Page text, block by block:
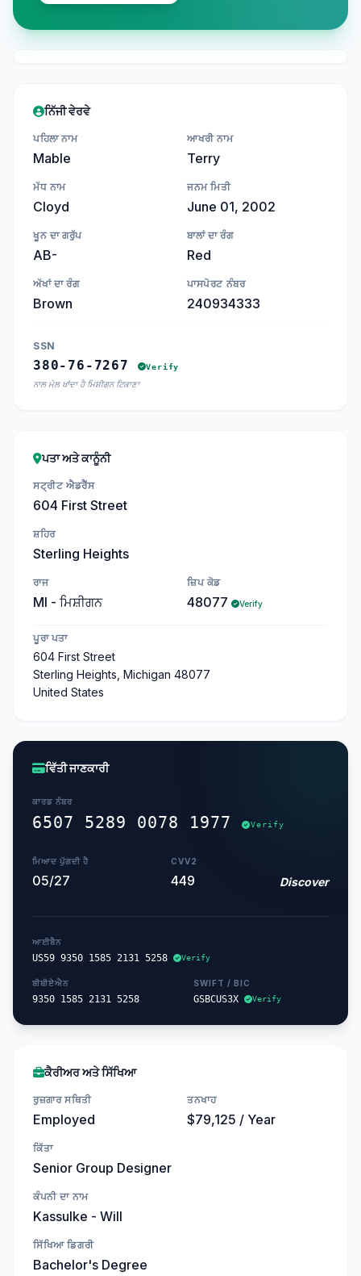
ਨਿੱਜੀ ਵੇਰਵੇ
ਪਹਿਲਾ ਨਾਮ
Mable
ਆਖਰੀ ਨਾਮ
Terry
ਮੱਧ ਨਾਮ
Cloyd
ਜਨਮ ਮਿਤੀ
June 01, 2002
ਖੂਨ ਦਾ ਗਰੁੱਪ
AB-
ਬਾਲਾਂ ਦਾ ਰੰਗ
Red
ਅੱਖਾਂ ਦਾ ਰੰਗ
Brown
ਪਾਸਪੋਰਟ ਨੰਬਰ
240934333
SSN
380-76-7267 Verify
ਨਾਲ ਮੇਲ ਖਾਂਦਾ ਹੈ ਮਿਸ਼ੀਗਨ ਟਿਕਾਣਾ
ਪਤਾ ਅਤੇ ਕਾਨੂੰਨੀ
ਸਟ੍ਰੀਟ ਐਡਰੈੱਸ
604 First Street
ਸ਼ਹਿਰ
Sterling Heights
ਰਾਜ
MI - ਮਿਸ਼ੀਗਨ
ਜ਼ਿਪ ਕੋਡ
48077 Verify
ਪੂਰਾ ਪਤਾ
604 First Street
Sterling Heights, Michigan 48077
United States
ਵਿੱਤੀ ਜਾਣਕਾਰੀ
ਕਾਰਡ ਨੰਬਰ
6507 5289 0078 1977 Verify
ਮਿਆਦ ਪੁੱਗਦੀ ਹੈ
05/27
CVV2
449 Discover
ਆਈਬੈਨ
US59 9350 1585 2131 5258 Verify
ਬੀਬੀਏਐਨ
9350 1585 2131 5258
SWIFT / BIC
GSBCUS3X Verify
ਕੈਰੀਅਰ ਅਤੇ ਸਿੱਖਿਆ
ਰੁਜ਼ਗਾਰ ਸਥਿਤੀ
Employed
ਤਨਖਾਹ
$79,125 / Year
ਕਿੱਤਾ
Senior Group Designer
ਕੰਪਨੀ ਦਾ ਨਾਮ
Kassulke - Will
ਸਿੱਖਿਆ ਡਿਗਰੀ
Bachelor's Degree